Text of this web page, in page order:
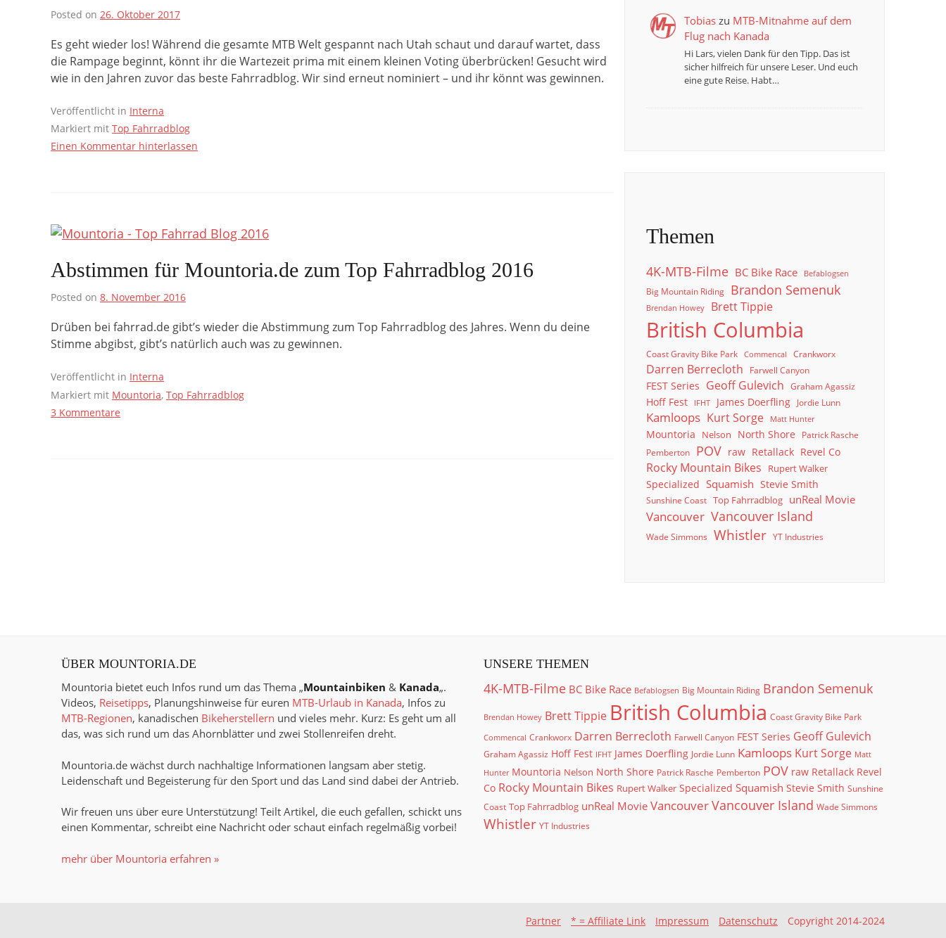
Posted on 26. Oktober 2017
Es geht wieder los! Während die gesamte MTB Welt gespannt nach Utah schaut und darauf wartet, dass
die Rampage beginnt, könnt ihr die Wartezeit prima mit einem kleinen Voting überbrücken! Gesucht wird
wie in den Jahren zuvor das beste Fahrradblog. Wir sind erneut nominiert – und ihr könnt was gewinnen.
Veröffentlicht in Interna
Markiert mit Top Fahrradblog
Einen Kommentar hinterlassen
Abstimmen für Mountoria.de zum Top Fahrradblog 2016
Posted on 8. November 2016
Drüben bei fahrrad.de gibt’s wieder die Abstimmung zum Top Fahrradblog des Jahres. Wenn du deine
Stimme abgibst, gibt’s natürlich auch was zu gewinnen.
Veröffentlicht in Interna
Markiert mit Mountoria, Top Fahrradblog
3 Kommentare
Tobiaszu MTB-Mitnahme auf dem
Flug nach Kanada
Hi Lars, vielen Dank für den Tipp. Das ist
sicher hilfreich für unsere Leser. Und euch
eine gute Reise. Habt…
Themen
4K-MTB-Filme BC Bike Race Befablogsen
Big Mountain Riding Brandon Semenuk
Brendan Howey Brett Tippie
British Columbia
Coast Gravity Bike Park Commencal Crankworx
Darren Berrecloth Farwell Canyon
FEST Series Geoff Gulevich Graham Agassiz
Hoff Fest IFHT James Doerfling Jordie Lunn
Kamloops Kurt Sorge Matt Hunter
Mountoria Nelson North Shore
Patrick Rasche
Pemberton
POV raw Retallack Revel Co
Rocky Mountain Bikes
Rupert Walker
Specialized Squamish Stevie Smith
Sunshine Coast Top Fahrradblog unReal Movie
Vancouver Vancouver Island
Wade Simmons Whistler YT Industries
ÜBER MOUNTORIA.DE
Mountoria bietet euch Infos rund um das Thema „Mountainbiken & Kanada„.
Videos, Reisetipps, Planungshinweise für euren MTB-Urlaub in Kanada, Infos zu
MTB-Regionen, kanadischen Bikeherstellern und vieles mehr. Kurz: Es geht um all
das, was sich rund um das Ahornblätter und zwei Stollenreifen dreht.
Mountoria.de wächst durch nachhaltige Informationen langsam aber stetig.
Leidenschaft und Begeisterung für den Sport und das Land sind dabei der Antrieb.
Wir freuen uns über eure Unterstützung! Teilt Artikel, die euch gefallen, schickt uns
einen Kommentar, schreibt eine Nachricht oder schaut einfach regelmäßig vorbei!
mehr über Mountoria erfahren »
UNSERE THEMEN
4K-MTB-Filme BC Bike Race Befablogsen Big Mountain Riding Brandon Semenuk
Brendan Howey Brett Tippie British Columbia Coast Gravity Bike Park
Commencal Crankworx Darren Berrecloth Farwell Canyon FEST Series Geoff Gulevich
Graham Agassiz Hoff Fest IFHT James Doerfling Jordie Lunn Kamloops Kurt Sorge Matt
Hunter Mountoria Nelson North Shore Patrick Rasche Pemberton POV raw Retallack Revel
Co Rocky Mountain Bikes Rupert Walker Specialized Squamish Stevie Smith Sunshine
Coast Top Fahrradblog unReal Movie VancouverVancouver Island Wade Simmons
Whistler YT Industries
Partner * = Affiliate Link Impressum Datenschutz Copyright 2014-2024